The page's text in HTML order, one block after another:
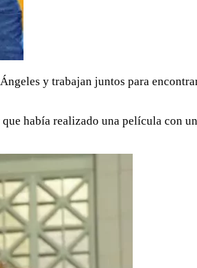
y trabajan juntos para
había realizado una película con